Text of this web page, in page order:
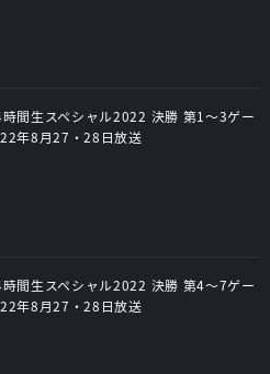
間生スペシャル2022 決勝 第1～3ゲー
年8月27・28日放送
間生スペシャル2022 決勝 第4～7ゲー
年8月27・28日放送